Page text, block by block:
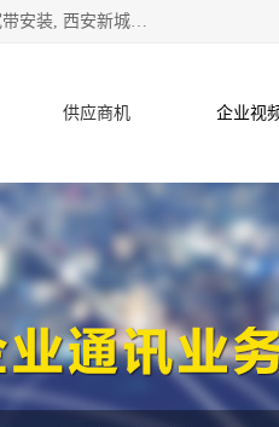
公司主要经营西安电信宽带安装,西安光纤专线安装,西安宽带安装,西安宽带办理,西安联通宽带安装,西安移动宽带安装, 西安新城赛派通讯商行从事西安地区的联通，移动，电信宽带安装，光纤专线安装，宽带办理等业务
供应商机 企业视
客户案例 联系方